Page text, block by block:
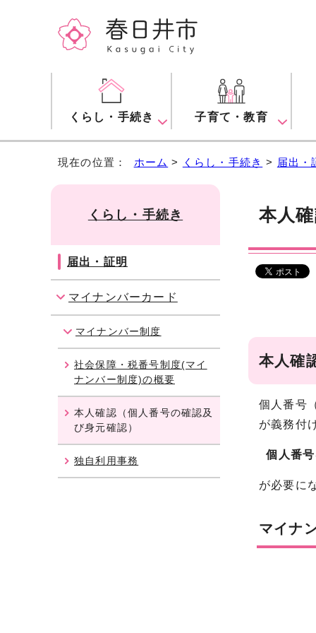
くらし・手続き 子育て・教育
現在の位置： ホーム > くらし・手続き > 届出・
本人
本人確
個人番号
が義務付
個人番
が必要に
マイナ
くらし・手続き
届出・証明
マイナンバーカード
マイナンバー制度
社会保障・税番号制度(マイ
ナンバー制度)の概要
本人確認（個人番号の確認及
び身元確認）
独自利用事務